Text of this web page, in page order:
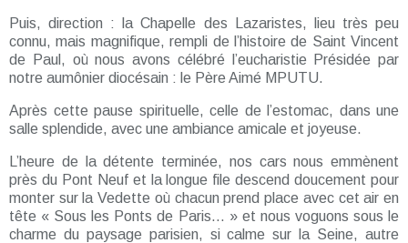
Puis, direction : la Chapelle des Lazaristes, lieu très peu
connu, mais magnifique, rempli de l’histoire de Saint Vincent
de Paul, où nous avons célébré l’eucharistie Présidée par
notre aumônier diocésain : le Père Aimé MPUTU.
Après cette pause spirituelle, celle de l’estomac, dans une
salle splendide, avec une ambiance amicale et joyeuse.
L’heure de la détente terminée, nos cars nous emmènent
près du Pont Neuf et la longue file descend doucement pour
monter sur la Vedette où chacun prend place avec cet air en
tête « Sous les Ponts de Paris… » et nous voguons sous le
charme du paysage parisien, si calme sur la Seine, autre